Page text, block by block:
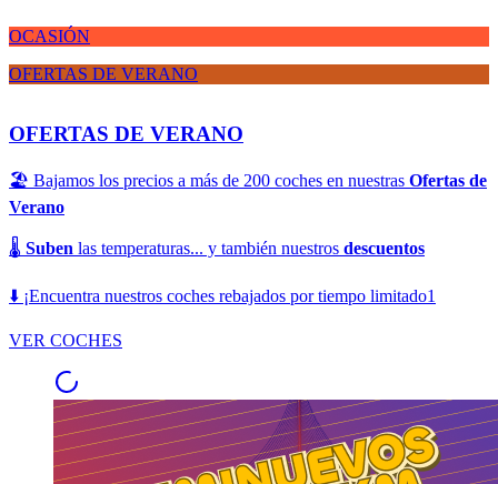
OCASIÓN
OFERTAS DE VERANO
OFERTAS DE VERANO
🏖️ Bajamos los precios a más de 200 coches en nuestras Ofertas de
Verano
🌡️ Suben las temperaturas... y también nuestros descuentos
⬇️ ¡Encuentra nuestros coches rebajados por tiempo limitado1
VER COCHES